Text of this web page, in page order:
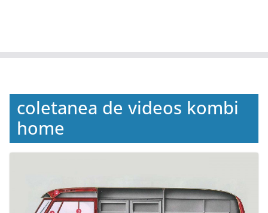
coletanea de videos kombi
home